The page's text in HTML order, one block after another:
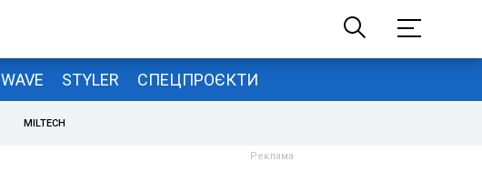
WAVE STYLER СПЕЦПРОЄКТИ
MILTECH